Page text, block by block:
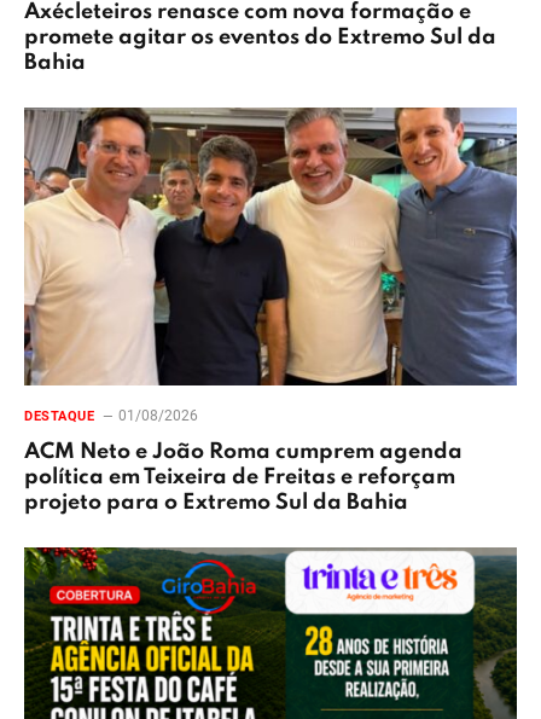
Axécleteiros renasce com nova formação e
promete agitar os eventos do Extremo Sul da
Bahia
DESTAQUE 01/08/2026
ACM Neto e João Roma cumprem agenda
política em Teixeira de Freitas e reforçam
projeto para o Extremo Sul da Bahia